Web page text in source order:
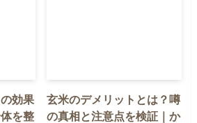
効果
を整
玄米のデメリットとは？噂
の真相と注意点を検証｜か